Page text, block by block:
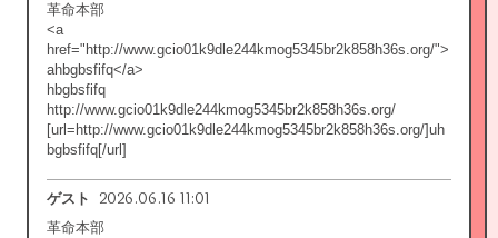
革命本部
<a
href="http://www.gcio01k9dle244kmog5345br2k858h36s.org/">
ahbgbsfifq</a>
hbgbsfifq
http://www.gcio01k9dle244kmog5345br2k858h36s.org/
[url=http://www.gcio01k9dle244kmog5345br2k858h36s.org/]uh
bgbsfifq[/url]
ゲスト 2026.06.16 11:01
革命本部